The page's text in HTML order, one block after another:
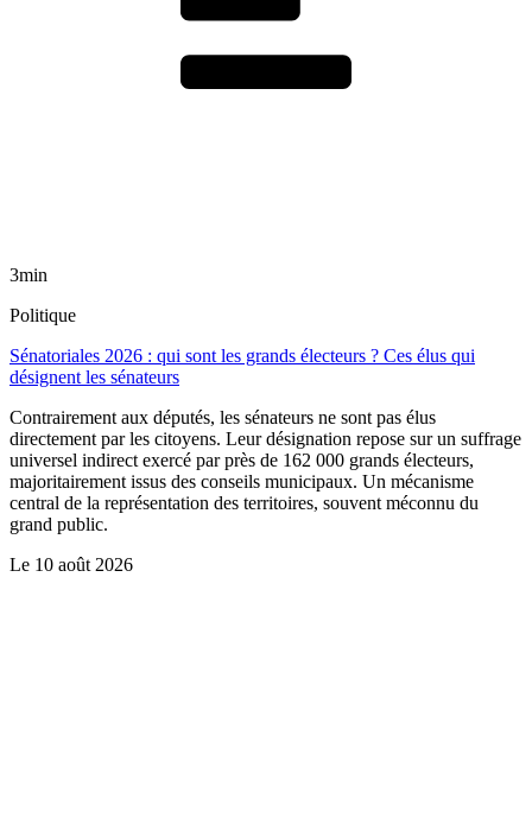
3min
Politique
Sénatoriales 2026 : qui sont les grands électeurs ? Ces élus qui
désignent les sénateurs
Contrairement aux députés, les sénateurs ne sont pas élus
directement par les citoyens. Leur désignation repose sur un suffrage
universel indirect exercé par près de 162 000 grands électeurs,
majoritairement issus des conseils municipaux. Un mécanisme
central de la représentation des territoires, souvent méconnu du
grand public.
Le 10 août 2026